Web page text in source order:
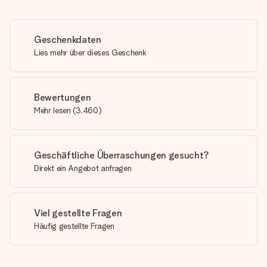
Geschenkdaten
Lies mehr über dieses Geschenk
Bewertungen
Mehr lesen (3,460)
Geschäftliche Überraschungen gesucht?
Direkt ein Angebot anfragen
Viel gestellte Fragen
Häufig gestellte Fragen